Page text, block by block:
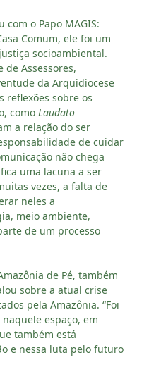
o Papo MAGIS:
Comum, ele foi um
socioambiental.
de Assessores,
da Arquidiocese
reflexões sobre os
como Laudato
a relação do ser
de cuidar
não chega
uma lacuna a ser
vezes, a falta de
neles a
meio ambiente,
de um processo
de Pé, também
sobre a atual crise
pela Amazônia. “Foi
espaço, em
também está
e nessa luta pelo futuro